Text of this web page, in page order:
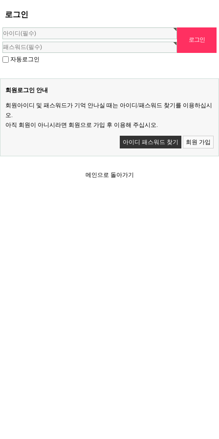
로그인
자동로그인
회원로그인 안내
회원아이디 및 패스워드가 기억 안나실 때는 아이디/패스워드 찾기를 이용하십시
오.
아직 회원이 아니시라면 회원으로 가입 후 이용해 주십시오.
아이디 패스워드 찾기 회원 가입
메인으로 돌아가기